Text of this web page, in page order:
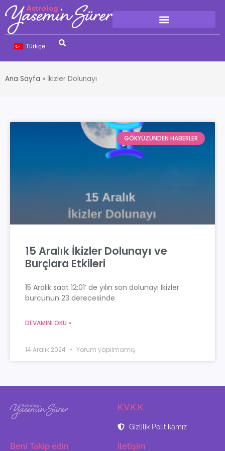
Türkçe
Ana Sayfa » İkizler Dolunayı
GÖKYÜZÜNDEN HABERLER
15 Aralık İkizler Dolunayı ve
Burçlara Etkileri
15 Aralık saat 12:01’ de yılın son dolunayı İkizler
burcunun 23 derecesinde
DEVAMINI OKU »
14 Aralık 2024 Yorum yapılmamış
K.V.K.K.
Gizlilik Politikamız
Beni Takip edin İletişim